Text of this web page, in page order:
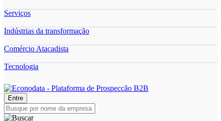
Serviços
Indústrias da transformação
Comércio Atacadista
Tecnologia
Entre